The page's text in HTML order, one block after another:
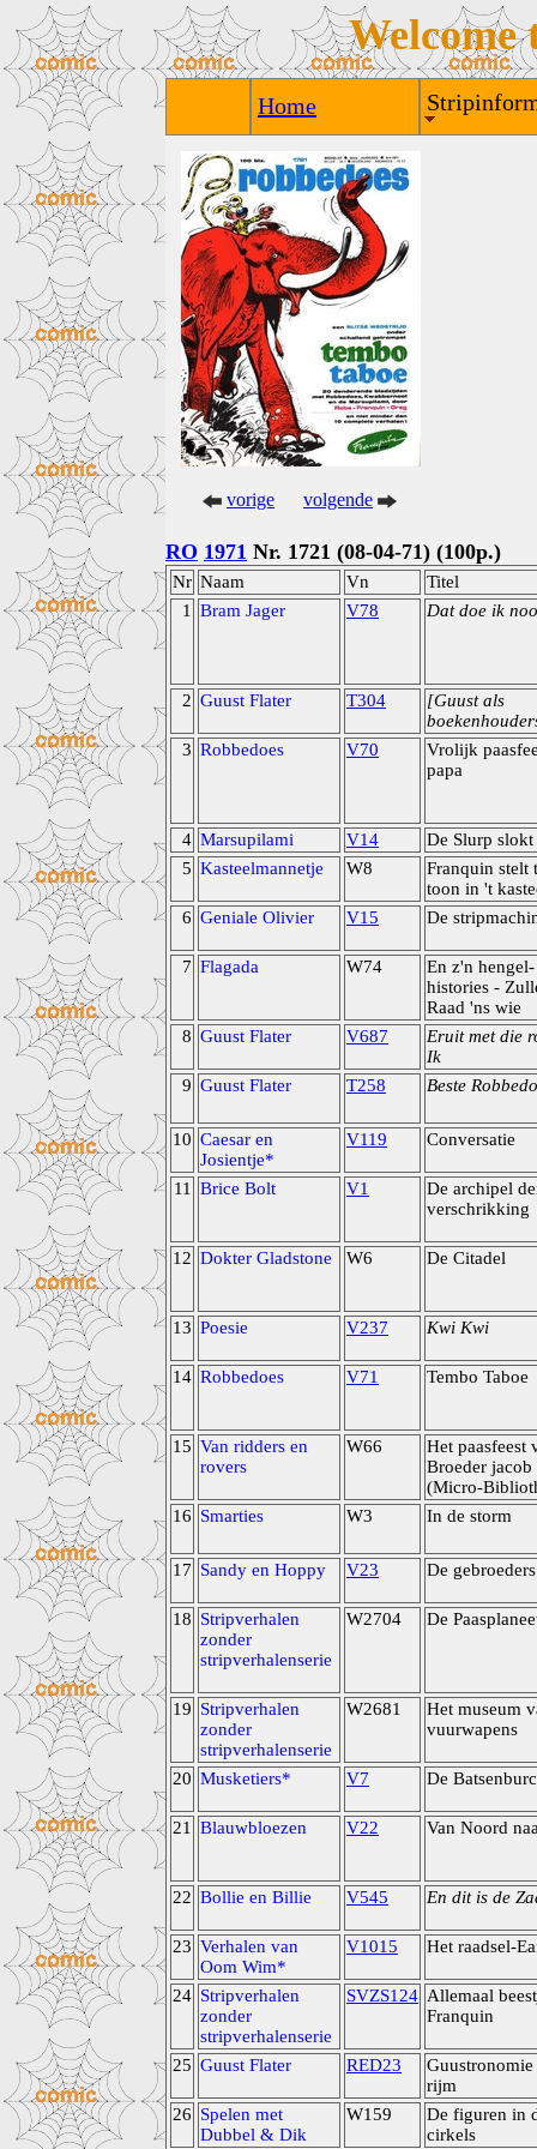
Welcome
Home
vorige volgende
RO 1971 Nr. 1721 (08-04-71) (100p.)
Nr Naam Vn
Titel
1
Bram Jager V78 Dat doe ik
2 Guust Flater T304
[Guust als
3 Robbedoes V70
Vrolijk
papa
4 Marsupilami V14
De Slurp slokt
5 Kasteelmannetje W8
Franquin stelt
toon in 't
6 Geniale Olivier V15 De
7 Flagada W74
En z'n hengel-
histories -
Raad 'ns wie
8 Guust Flater V687
Eruit met die
Ik
9 Guust Flater T258 Beste
10 Caesar en
Josientje*
V119 Conversatie
11 Brice Bolt V1
De archipel
verschrikking
12 Dokter Gladstone W6 De Citadel
13 Poesie V237 Kwi Kwi
14 Robbedoes V71 Tembo Taboe
15 Van ridders en
rovers
W66
Het paasfeest
Broeder jacob
(Micro-
16 Smarties W3 In de storm
17 Sandy en Hoppy V23 De
18 Stripverhalen
zonder
stripverhalenserie
W2704 De
19 Stripverhalen
zonder
stripverhalenserie
W2681
Het museum
vuurwapens
20 Musketiers* V7 De
21 Blauwbloezen V22 Van Noord
22 Bollie en Billie V545 En dit is de
23 Verhalen van
Oom Wim*
V1015 Het raadsel-
24 Stripverhalen
zonder
stripverhalenserie
SVZS124 Allemaal
Franquin
25 Guust Flater RED23
Guustronomie
rijm
26 Spelen met
Dubbel & Dik
W159
De figuren in
cirkels